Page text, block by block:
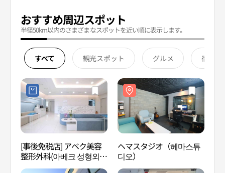
おすすめ周辺スポット
半径50km以内のさまざまなスポットを近い順に表示します。
すべて 観光スポット グルメ 宿泊
[事後免税店] アベク美容
整形外科(아베크 성형외과
의원)
ヘマスタジオ（헤마스튜
디오）